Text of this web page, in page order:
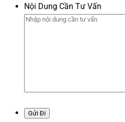
Nội Dung Cần Tư Vấn